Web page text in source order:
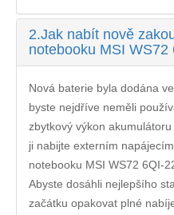
2.Jak nabít nově
notebooku MSI WS72
Nová baterie byla dodána
byste nejdříve neměli
zbytkový výkon
ji nabijte externím
notebooku MSI WS72 6QI-
Abyste dosáhli nejlepšího
začátku opakovat plné